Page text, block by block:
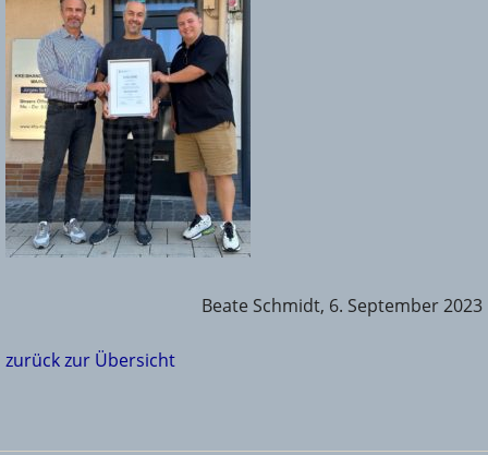
Beate Schmidt, 6. September 2023
zurück zur Übersicht